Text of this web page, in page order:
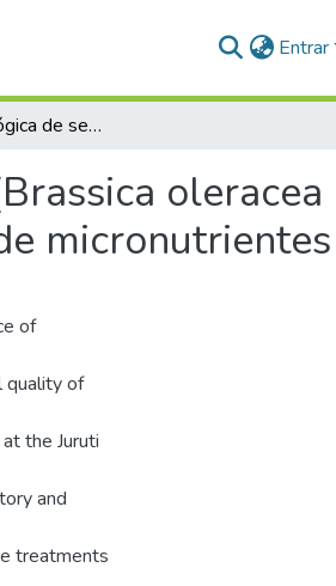
Entrar
Resposta fisiológica de sementes de couve-manteiga (Brassica oleracea l. Var. Acephala) a doses de boro isolado e complexo de micronutrientes
oleracea
micronutrientes
of
quality of
the Juruti
and
treatments